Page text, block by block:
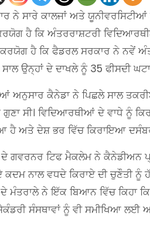
ਨੇ ਸਾਰੇ ਕਾਲਜਾਂ ਅਤੇ
ਹੈ ਕਿ ਅੰਤਰਰਾਸ਼ਟਰੀ
ਹੈ ਕਿ ਫੈਡਰਲ ਸਰਕਾਰ ਨੇ ਨਵੇਂ
ਉਨ੍ਹਾਂ ਦੇ ਦਾਖਲੇ ਨੂੰ 35 ਫੀਸਦੀ
ਅਨੁਸਾਰ ਕੈਨੇਡਾ ਨੇ ਪਿਛਲੇ ਸਾਲ
ਗੁਣਾ ਸੀ। ਵਿਦਿਆਰਥੀਆਂ ਦੇ ਵਾਧੇ
ਹੈ ਅਤੇ ਦੇਸ਼ ਭਰ ਵਿੱਚ ਕਿਰਾਇਆ
ਗਵਰਨਰ ਟਿਫ ਮੈਕਲੇਮ ਨੇ ਕੈਨੇਡੀਅਨ
ਨਾਲ ਵਧਦੇ ਕਿਰਾਏ ਦੀ ਚੁਣੌਤੀ ਨੂੰ
ਮੰਤਰਾਲੇ ਨੇ ਇੱਕ ਬਿਆਨ ਵਿੱਚ ਕਿਹਾ
ਸੰਸਥਾਵਾਂ ਨੂੰ ਵੀ ਸਮੀਖਿਆ ਲਈ